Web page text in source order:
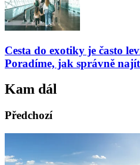
Cesta do exotiky je často
Poradíme, jak správně
Kam dál
Předchozí